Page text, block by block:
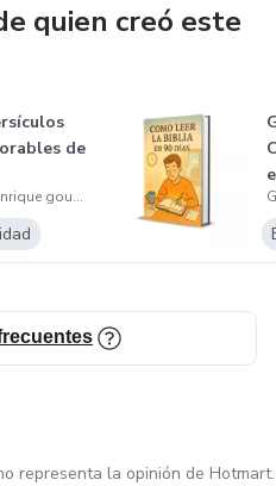
quien creó este
de
Gustavo henrique gouvea de oliveira
representa la opinión de Hotmart.